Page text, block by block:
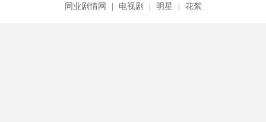
同业剧情网
电视剧 明星 花絮